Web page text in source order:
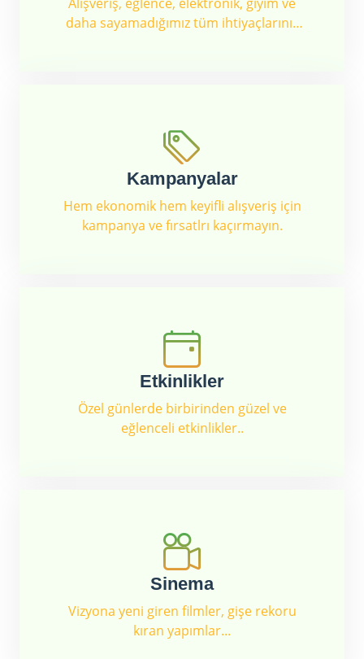
daha sayamadığımız tüm ihtiyaçlarınız
Kampanyalar
Hem ekonomik hem keyifli alışveriş için
kampanya ve fırsatlrı kaçırmayın.
Etkinlikler
Özel günlerde birbirinden güzel ve
eğlenceli etkinlikler..
Sinema
Vizyona yeni giren filmler, gişe rekoru
kıran yapımlar...